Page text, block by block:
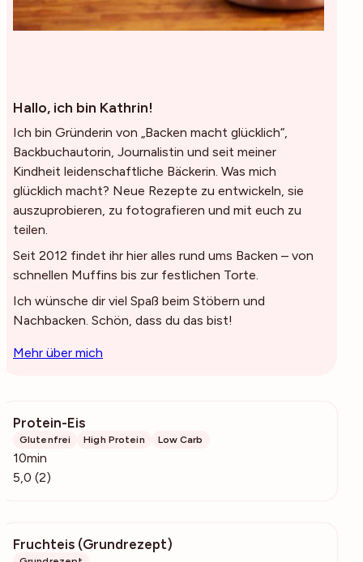
Hallo, ich bin Kathrin!
Ich bin Gründerin von „Backen macht glücklich“,
Backbuchautorin, Journalistin und seit meiner
Kindheit leidenschaftliche Bäckerin. Was mich
glücklich macht? Neue Rezepte zu entwickeln, sie
auszuprobieren, zu fotografieren und mit euch zu
teilen.
Seit 2012 findet ihr hier alles rund ums Backen – von
schnellen Muffins bis zur festlichen Torte.
Ich wünsche dir viel Spaß beim Stöbern und
Nachbacken. Schön, dass du das bist!
Mehr über mich
Protein-Eis
Glutenfrei High Protein Low Carb
10min
5,0 (2)
Fruchteis (Grundrezept)